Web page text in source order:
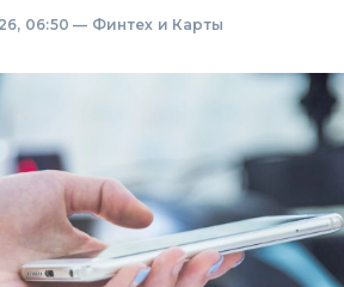
06:50 — Финтех и Карты